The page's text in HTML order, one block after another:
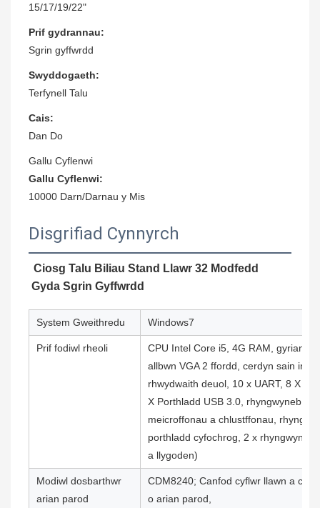
15/17/19/22"
Prif gydrannau:
Sgrin gyffwrdd
Swyddogaeth:
Terfynell Talu
Cais:
Dan Do
Gallu Cyflenwi
Gallu Cyflenwi:
10000 Darn/Darnau y Mis
Disgrifiad Cynnyrch
Ciosg Talu Biliau Stand Llawr 32 Modfedd
Gyda Sgrin Gyffwrdd
System Gweithredu Windows7
Prif fodiwl rheoli
CPU Intel Core i5, 4G RAM, gyriant
allbwn VGA 2 ffordd, cerdyn sain
rhwydwaith deuol, 10 x UART, 8 X
X Porthladd USB 3.0, rhyngwyneb
meicroffonau a chlustffonau,
porthladd cyfochrog, 2 x rhyngwyneb
a llygoden)
Modiwl dosbarthwr
arian parod
CDM8240; Canfod cyflwr llawn a
o arian parod,